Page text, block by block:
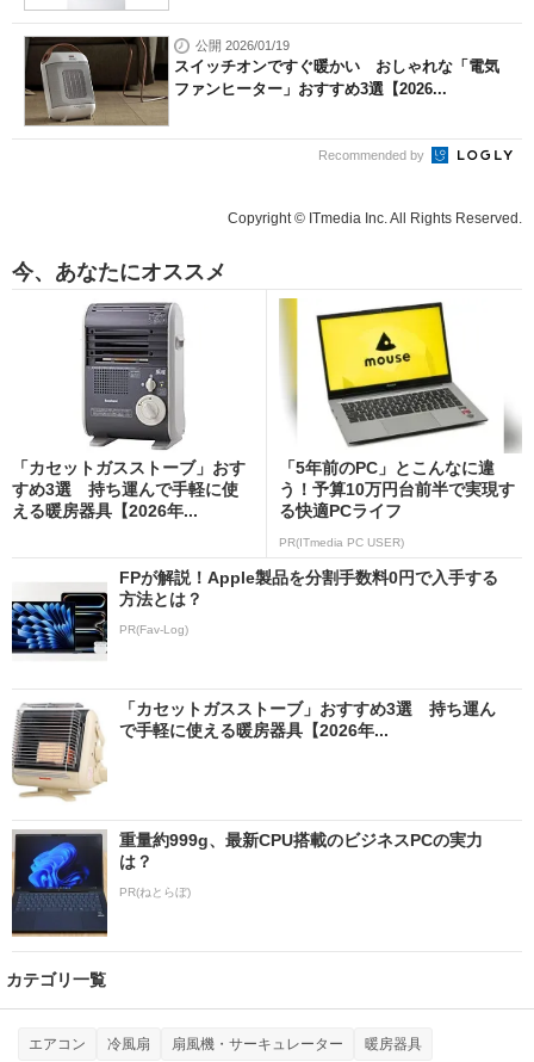
公開 2026/01/19
スイッチオンですぐ暖かい おしゃれな「電気
ファンヒーター」おすすめ3選【2026...
Recommended by
Copyright © ITmedia Inc. All Rights Reserved.
今、あなたにオススメ
「カセットガスストーブ」おす
すめ3選 持ち運んで手軽に使
える暖房器具【2026年...
「5年前のPC」とこんなに違
う！予算10万円台前半で実現す
る快適PCライフ
PR(ITmedia PC USER)
FPが解説！Apple製品を分割手数料0円で入手する
方法とは？
PR(Fav-Log)
「カセットガスストーブ」おすすめ3選 持ち運ん
で手軽に使える暖房器具【2026年...
重量約999g、最新CPU搭載のビジネスPCの実力
は？
PR(ねとらぼ)
カテゴリ一覧
エアコン 冷風扇 扇風機・サーキュレーター 暖房器具